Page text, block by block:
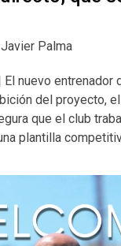
Palma
El nuevo entrenador
del proyecto,
que el club
plantilla